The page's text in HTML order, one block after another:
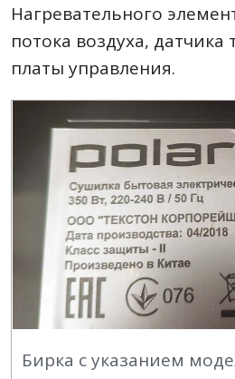
Нагревательного
потока воздуха,
платы управления.
Бирка с указанием